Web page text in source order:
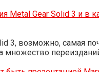
Metal Gear Solid 3 и в
3, возможно, самая
множество